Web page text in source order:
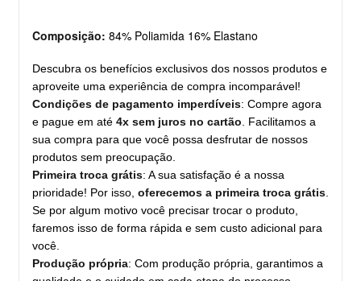
Composição: 84% Poliamida 16% Elastano
Descubra os benefícios exclusivos dos nossos produtos e
aproveite uma experiência de compra incomparável!
Condições de pagamento imperdíveis: Compre agora
e pague em até 4x sem juros no cartão. Facilitamos a
sua compra para que você possa desfrutar de nossos
produtos sem preocupação.
Primeira troca grátis: A sua satisfação é a nossa
prioridade! Por isso, oferecemos a primeira troca grátis.
Se por algum motivo você precisar trocar o produto,
faremos isso de forma rápida e sem custo adicional para
você.
Produção própria: Com produção própria, garantimos a